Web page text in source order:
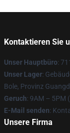
Kontaktieren Sie
Unser Hauptbüro:
Unser Lager:
Bole, Provinz
Geruch: 9AM – 5PM
E-Mail senden:
Unsere Firma